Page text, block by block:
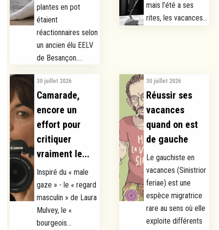
plantes en pot
étaient
réactionnaires selon
un ancien élu EELV
de Besançon....
mais l’été a ses
rites, les vacances...
30 juillet 2026
Camarade,
encore un
effort pour
critiquer
vraiment le...
Inspiré du « male
gaze » - le « regard
masculin » de Laura
Mulvey, le «
bourgeois...
30 juillet 2026
Réussir ses
vacances
quand on est
de gauche
Le gauchiste en
vacances (Sinistrior
feriae) est une
espèce migratrice
rare au sens où elle
exploite différents